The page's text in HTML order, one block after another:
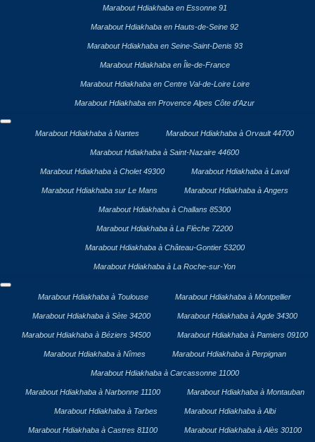
Marabout Hdiakhaba en Essonne 91
Marabout Hdiakhaba en Hauts-de-Seine 92
Marabout Hdiakhaba en Seine-Saint-Denis 93
Marabout Hdiakhaba en Île-de-France
Marabout Hdiakhaba en Centre Val-de-Loire Loire
Marabout Hdiakhaba en Provence Alpes Côte d’Azur
Marabout Hdiakhaba à Nantes Marabout Hdiakhaba à Orvault 44700
Marabout Hdiakhaba à Saint-Nazaire 44600
Marabout Hdiakhaba à Cholet 49300 Marabout Hdiakhaba à Laval
Marabout Hdiakhaba sur Le Mans Marabout Hdiakhaba à Angers
Marabout Hdiakhaba à Challans 85300
Marabout Hdiakhaba à La Flèche 72200
Marabout Hdiakhaba à Château-Gontier 53200
Marabout Hdiakhaba à La Roche-sur-Yon
Marabout Hdiakhaba à Toulouse Marabout Hdiakhaba à Montpellier
Marabout Hdiakhaba à Sète 34200 Marabout Hdiakhaba à Agde 34300
Marabout Hdiakhaba à Béziers 34500 Marabout Hdiakhaba à Pamiers 09100
Marabout Hdiakhaba à Nîmes Marabout Hdiakhaba à Perpignan
Marabout Hdiakhaba à Carcassonne 11000
Marabout Hdiakhaba à Narbonne 11100 Marabout Hdiakhaba à Montauban
Marabout Hdiakhaba à Tarbes Marabout Hdiakhaba à Albi
Marabout Hdiakhaba à Castres 81100 Marabout Hdiakhaba à Alès 30100